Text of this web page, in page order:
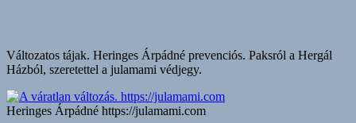
Változatos tájak. Heringes Árpádné prevenciós. Paksról a Hergál
Házból, szeretettel a julamami védjegy.
Heringes Árpádné https://julamami.com